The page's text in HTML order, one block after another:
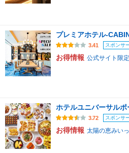
プレミアホテル-
3.41 スポンサ
お得情報 公式サイト限
ホテルユニバーサルポ
3.72 スポンサ
お得情報 太陽の恵みい